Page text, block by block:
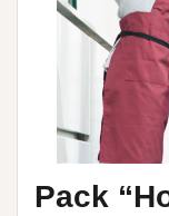
Pack